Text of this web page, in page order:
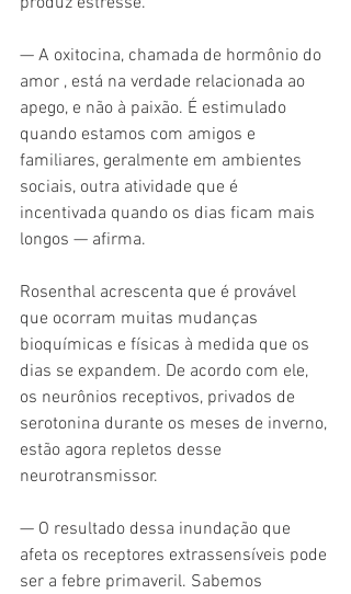
— A oxitocina, chamada de hormônio do
amor , está na verdade relacionada ao
apego, e não à paixão. É estimulado
quando estamos com amigos e
familiares, geralmente em ambientes
sociais, outra atividade que é
incentivada quando os dias ficam mais
longos — afirma.
Rosenthal acrescenta que é provável
que ocorram muitas mudanças
bioquímicas e físicas à medida que os
dias se expandem. De acordo com ele,
os neurônios receptivos, privados de
serotonina durante os meses de inverno,
estão agora repletos desse
neurotransmissor.
— O resultado dessa inundação que
afeta os receptores extrassensíveis pode
ser a febre primaveril. Sabemos